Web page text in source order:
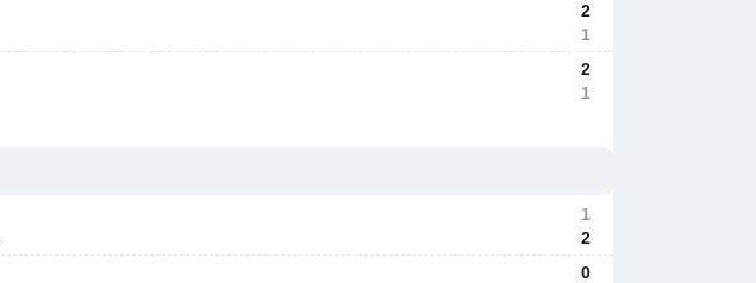
2
1
2
1
1
2
0